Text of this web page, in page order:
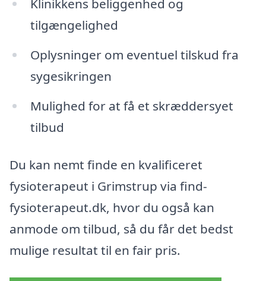
Klinikkens beliggenhed og
tilgængelighed
Oplysninger om eventuel tilskud fra
sygesikringen
Mulighed for at få et skræddersyet
tilbud
Du kan nemt finde en kvalificeret
fysioterapeut i Grimstrup via find-
fysioterapeut.dk, hvor du også kan
anmode om tilbud, så du får det bedst
mulige resultat til en fair pris.